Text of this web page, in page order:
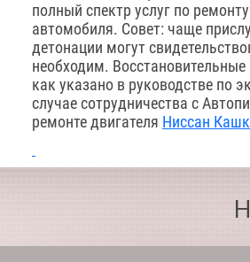
полный спектр услуг по
автомобиля. Совет: чаще
детонации могут
необходим.
как указано в руководстве по
случае сотрудничества с
ремонте двигателя Ниссан